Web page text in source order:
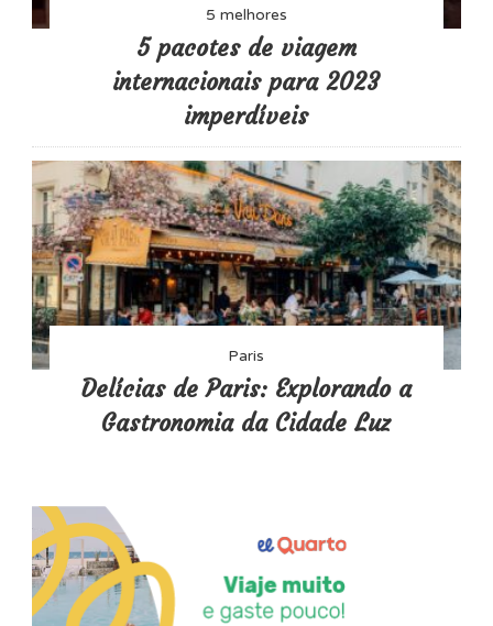
5 melhores
5 pacotes de viagem
internacionais para 2023
imperdíveis
Paris
Delícias de Paris: Explorando a
Gastronomia da Cidade Luz